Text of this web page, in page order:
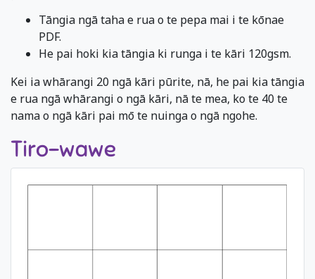
Tāngia ngā taha e rua o te pepa mai i te kōnae
PDF.
He pai hoki kia tāngia ki runga i te kāri 120gsm.
Kei ia whārangi 20 ngā kāri pūrite, nā, he pai kia tāngia
e rua ngā whārangi o ngā kāri, nā te mea, ko te 40 te
nama o ngā kāri pai mō te nuinga o ngā ngohe.
Tiro-wawe